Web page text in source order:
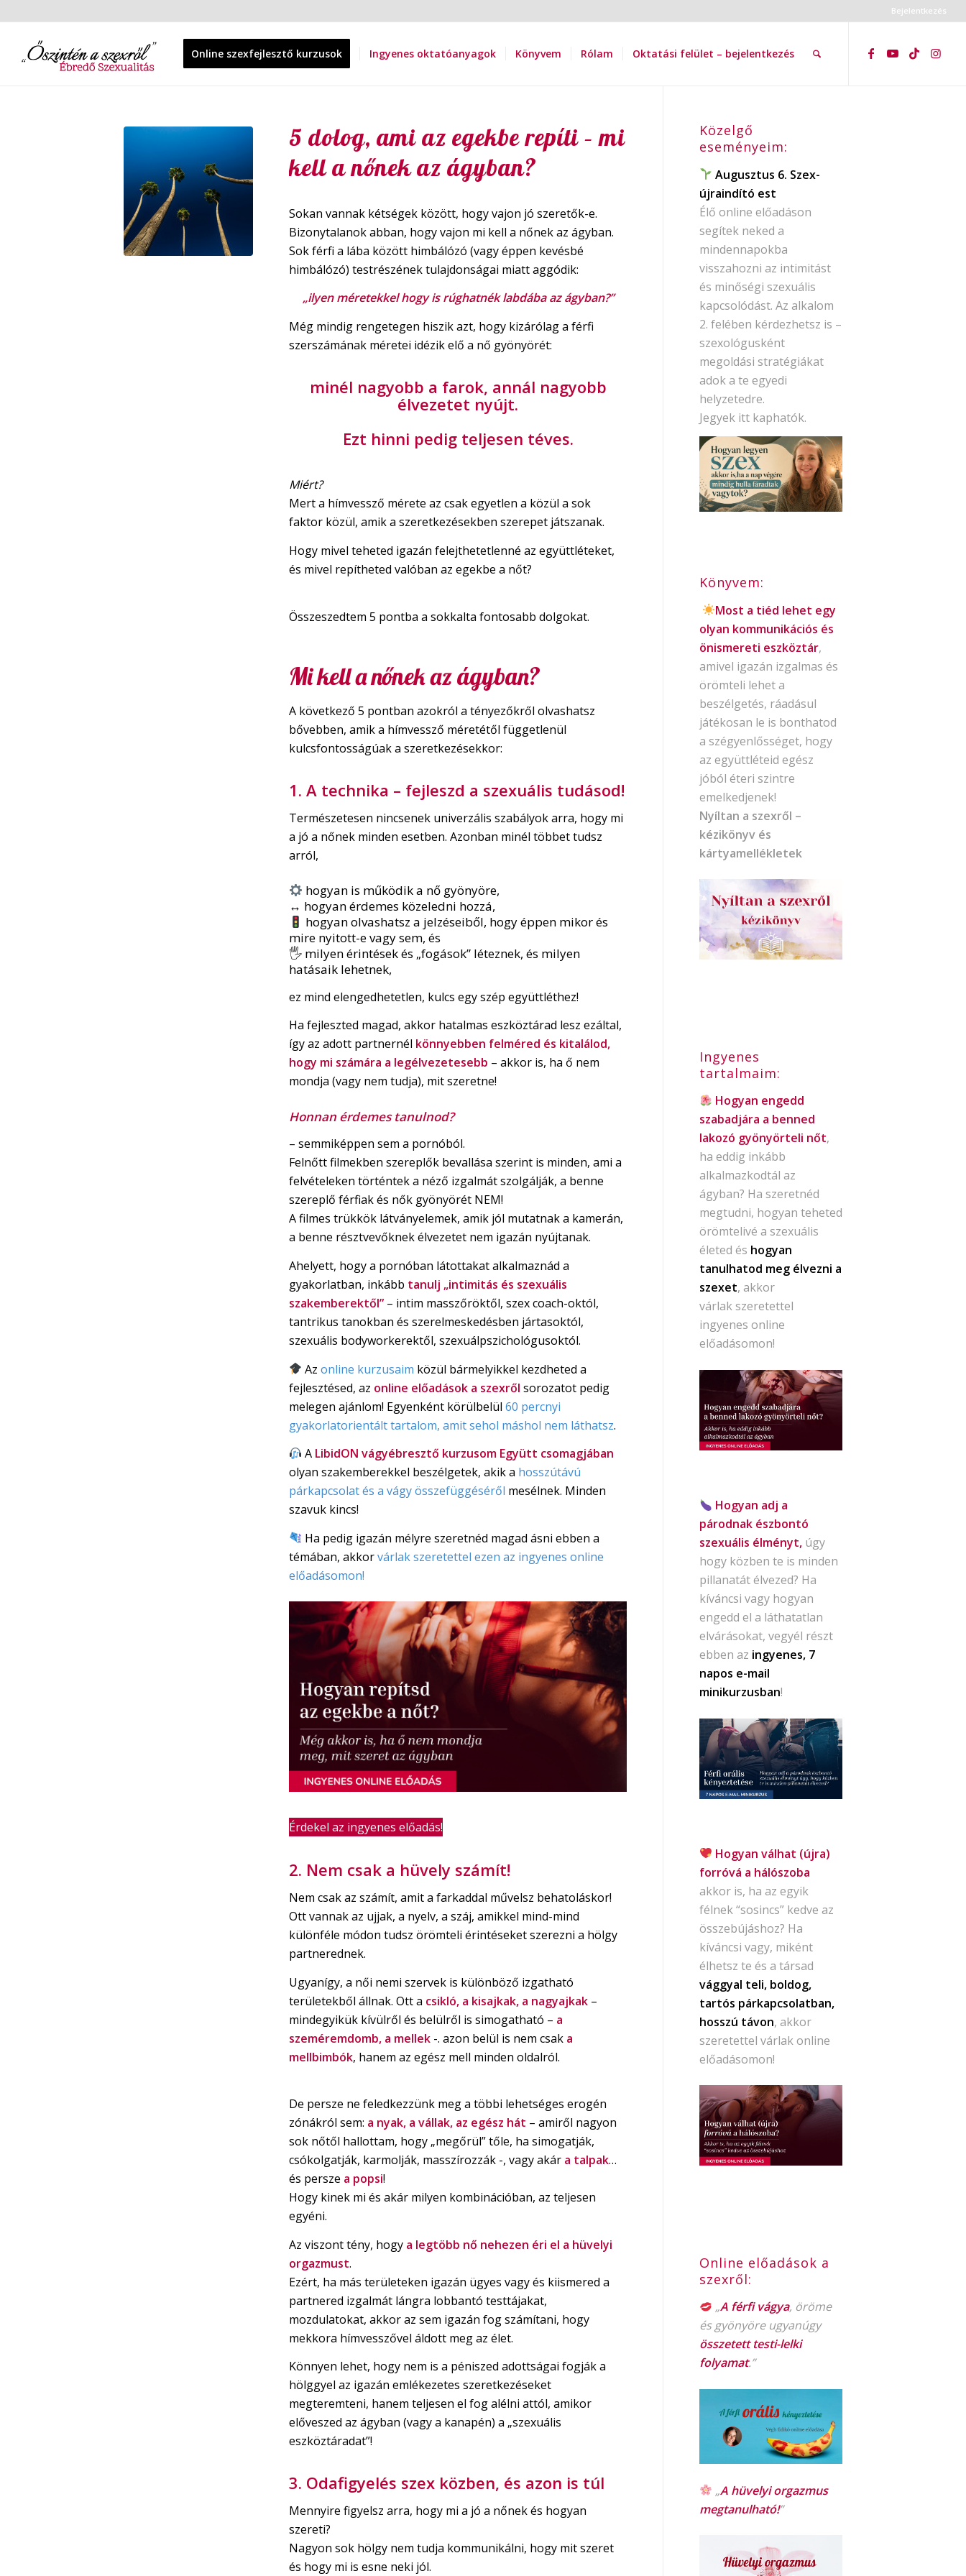
Bejelentkezés
Online szexfejlesztő kurzusok Ingyenes oktatóanyagok Könyvem Rólam Oktatási felület – bejelentkezés
5 dolog, ami az egekbe repíti – mi
kell a nőnek az ágyban?
Sokan vannak kétségek között, hogy vajon jó szeretők-e.
Bizonytalanok abban, hogy vajon mi kell a nőnek az ágyban.
Sok férfi a lába között himbálózó (vagy éppen kevésbé
himbálózó) testrészének tulajdonságai miatt aggódik:
„ilyen méretekkel hogy is rúghatnék labdába az ágyban?”
Még mindig rengetegen hiszik azt, hogy kizárólag a férfi
szerszámának méretei idézik elő a nő gyönyörét:
minél nagyobb a farok, annál nagyobb
élvezetet nyújt.
Ezt hinni pedig teljesen téves.
Miért?
Mert a hímvessző mérete az csak egyetlen a közül a sok
faktor közül, amik a szeretkezésekben szerepet játszanak.
Hogy mivel teheted igazán felejthetetlenné az együttléteket,
és mivel repítheted valóban az egekbe a nőt?
Összeszedtem 5 pontba a sokkalta fontosabb dolgokat.
Mi kell a nőnek az ágyban?
A következő 5 pontban azokról a tényezőkről olvashatsz
bővebben, amik a hímvessző méretétől függetlenül
kulcsfontosságúak a szeretkezésekkor:
1. A technika – fejleszd a szexuális tudásod!
Természetesen nincsenek univerzális szabályok arra, hogy mi
a jó a nőnek minden esetben. Azonban minél többet tudsz
arról,
hogyan is működik a nő gyönyöre,
↔️ hogyan érdemes közeledni hozzá,
hogyan olvashatsz a jelzéseiből, hogy éppen mikor és
mire nyitott-e vagy sem, és
🖐️ milyen érintések és „fogások” léteznek, és milyen
hatásaik lehetnek,
ez mind elengedhetetlen, kulcs egy szép együttléthez!
Ha fejleszted magad, akkor hatalmas eszköztárad lesz ezáltal,
így az adott partnernél könnyebben felméred és kitalálod,
hogy mi számára a legélvezetesebb – akkor is, ha ő nem
mondja (vagy nem tudja), mit szeretne!
Honnan érdemes tanulnod?
– semmiképpen sem a pornóból.
Felnőtt filmekben szereplők bevallása szerint is minden, ami a
felvételeken történtek a néző izgalmát szolgálják, a benne
szereplő férfiak és nők gyönyörét NEM!
A filmes trükkök látványelemek, amik jól mutatnak a kamerán,
a benne résztvevőknek élvezetet nem igazán nyújtanak.
Ahelyett, hogy a pornóban látottakat alkalmaznád a
gyakorlatban, inkább tanulj „intimitás és szexuális
szakemberektől” – intim masszőröktől, szex coach-októl,
tantrikus tanokban és szerelmeskedésben jártasoktól,
szexuális bodyworkerektől, szexuálpszichológusoktól.
Azonline kurzusaim közül bármelyikkel kezdheted a
fejlesztésed, az online előadások a szexről sorozatot pedig
melegen ajánlom! Egyenként körülbelül 60 percnyi
gyakorlatorientált tartalom, amit sehol máshol nem láthatsz.
A LibidON vágyébresztő kurzusom Együtt csomagjában
olyan szakemberekkel beszélgetek, akik a hosszútávú
párkapcsolat és a vágy összefüggéséről mesélnek. Minden
szavuk kincs!
Ha pedig igazán mélyre szeretnéd magad ásni ebben a
témában, akkorvárlak szeretettel ezen az ingyenes online
előadásomon!
Érdekel az ingyenes előadás!
2. Nem csak a hüvely számít!
Nem csak az számít, amit a farkaddal művelsz behatoláskor!
Ott vannak az ujjak, a nyelv, a száj, amikkel mind-mind
különféle módon tudsz örömteli érintéseket szerezni a hölgy
partnerednek.
Ugyanígy, a női nemi szervek is különböző izgatható
területekből állnak. Ott a csikló, a kisajkak, a nagyajkak –
mindegyikük kívülről és belülről is simogatható – a
szeméremdomb, a mellek -. azon belül is nem csak a
mellbimbók, hanem az egész mell minden oldalról.
De persze ne feledkezzünk meg a többi lehetséges erogén
zónákról sem: a nyak, a vállak, az egész hát – amiről nagyon
sok nőtől hallottam, hogy „megőrül” tőle, ha simogatják,
csókolgatják, karmolják, masszírozzák -, vagy akár a talpak…
és persze a popsi!
Hogy kinek mi és akár milyen kombinációban, az teljesen
egyéni.
Az viszont tény, hogy a legtöbb nő nehezen éri el a hüvelyi
orgazmust.
Ezért, ha más területeken igazán ügyes vagy és kiismered a
partnered izgalmát lángra lobbantó testtájakat,
mozdulatokat, akkor az sem igazán fog számítani, hogy
mekkora hímvesszővel áldott meg az élet.
Könnyen lehet, hogy nem is a péniszed adottságai fogják a
hölggyel az igazán emlékezetes szeretkezéseket
megteremteni, hanem teljesen el fog alélni attól, amikor
előveszed az ágyban (vagy a kanapén) a „szexuális
eszköztáradat”!
3. Odafigyelés szex közben, és azon is túl
Mennyire figyelsz arra, hogy mi a jó a nőnek és hogyan
szereti?
Nagyon sok hölgy nem tudja kommunikálni, hogy mit szeret
és hogy mi is esne neki jól.
Közelgő
eseményeim:
Augusztus 6. Szex-
újraindító est
Élő online előadáson
segítek neked a
mindennapokba
visszahozni az intimitást
és minőségi szexuális
kapcsolódást. Az alkalom
2. felében kérdezhetsz is –
szexológusként
megoldási stratégiákat
adok a te egyedi
helyzetedre.
Jegyek itt kaphatók.
Könyvem:
Most a tiéd lehet egy
olyan kommunikációs és
önismereti eszköztár,
amivel igazán izgalmas és
örömteli lehet a
beszélgetés, ráadásul
játékosan le is bonthatod
a szégyenlősséget, hogy
az együttléteid egész
jóból éteri szintre
emelkedjenek!
Nyíltan a szexről –
kézikönyv és
kártyamellékletek
Ingyenes
tartalmaim:
Hogyan engedd
szabadjára a benned
lakozó gyönyörteli nőt,
ha eddig inkább
alkalmazkodtál az
ágyban? Ha szeretnéd
megtudni, hogyan teheted
örömtelivé a szexuális
életed és hogyan
tanulhatod meg élvezni a
szexet, akkor
várlak szeretettel
ingyenes online
előadásomon!
Hogyan adj a
párodnak észbontó
szexuális élményt, úgy
hogy közben te is minden
pillanatát élvezed? Ha
kíváncsi vagy hogyan
engedd el a láthatatlan
elvárásokat, vegyél részt
ebben az ingyenes, 7
napos e-mail
minikurzusban!
Hogyan válhat (újra)
forróvá a hálószoba
akkor is, ha az egyik
félnek “sosincs” kedve az
összebújáshoz? Ha
kíváncsi vagy, miként
élhetsz te és a társad
vággyal teli, boldog,
tartós párkapcsolatban,
hosszú távon, akkor
szeretettel várlak online
előadásomon!
Online előadások a
szexről:
„A férfi vágya, öröme
és gyönyöre ugyanúgy
összetett testi-lelki
folyamat.”
„A hüvelyi orgazmus
megtanulható!”